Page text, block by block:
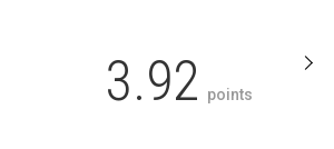
3.92 points